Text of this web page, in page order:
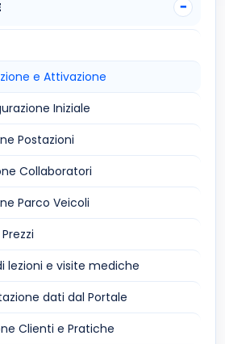
e Attivazione
Iniziale
Postazioni
Collaboratori
Parco Veicoli
lezioni e visite mediche
dati dal Portale
Clienti e Pratiche